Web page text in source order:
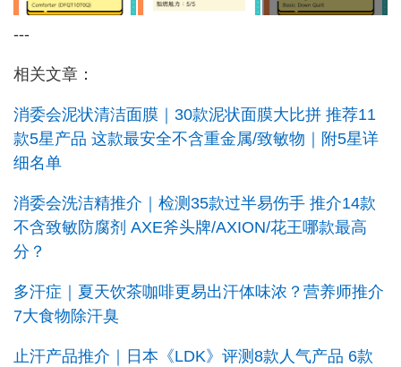
---
相关文章：
消委会泥状清洁面膜｜30款泥状面膜大比拼 推荐11
款5星产品 这款最安全不含重金属/致敏物｜附5星详
细名单
消委会洗洁精推介｜检测35款过半易伤手 推介14款
不含致敏防腐剂 AXE斧头牌/AXION/花王哪款最高
分？
多汗症｜夏天饮茶咖啡更易出汗体味浓？营养师推介
7大食物除汗臭
止汗产品推介｜日本《LDK》评测8款人气产品 6款